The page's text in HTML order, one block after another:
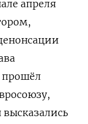
апреля
прошёл